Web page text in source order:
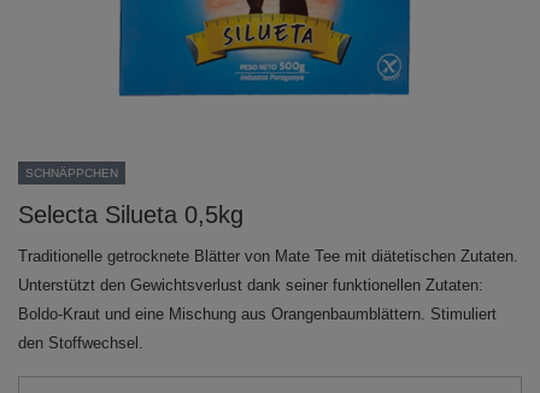
SCHNÄPPCHEN
Selecta Silueta 0,5kg
Traditionelle getrocknete Blätter von Mate Tee mit diätetischen Zutaten.
Unterstützt den Gewichtsverlust dank seiner funktionellen Zutaten:
Boldo-Kraut und eine Mischung aus Orangenbaumblättern. Stimuliert
den Stoffwechsel.